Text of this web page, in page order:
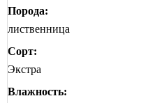
Порода:
лиственница
Сорт:
Экстра
Влажность: